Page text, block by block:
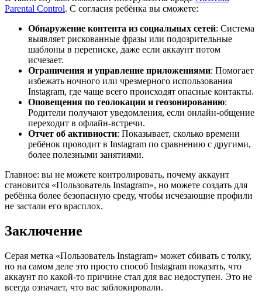
Parental Control. С согласия ребёнка вы сможете:
Обнаружение контента из социальных сетей: Система
выявляет рискованные фразы или подозрительные
шаблоны в переписке, даже если аккаунт потом
исчезает.
Ограничения и управление приложениями: Помогает
избежать ночного или чрезмерного использования
Instagram, где чаще всего происходят опасные контакты.
Оповещения по геолокации и геозонированию:
Родители получают уведомления, если онлайн-общение
переходит в офлайн-встречи.
Отчет об активности: Показывает, сколько времени
ребёнок проводит в Instagram по сравнению с другими,
более полезными занятиями.
Главное: вы не можете контролировать, почему аккаунт
становится «Пользователь Instagram», но можете создать для
ребёнка более безопасную среду, чтобы исчезающие профили
не застали его врасплох.
Заключение
Серая метка «Пользователь Instagram» может сбивать с толку,
но на самом деле это просто способ Instagram показать, что
аккаунт по какой-то причине стал для вас недоступен. Это не
всегда означает, что вас заблокировали.